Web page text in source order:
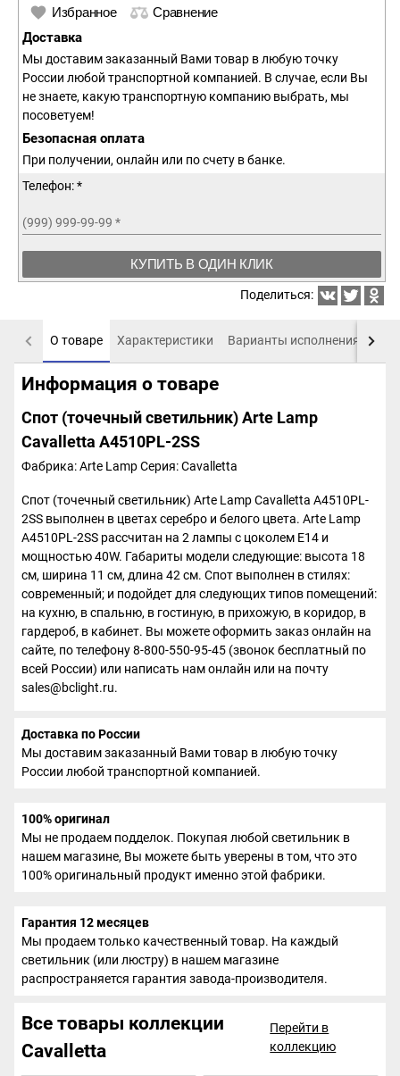
Избранное Сравнение
Доставка
Мы доставим заказанный Вами товар в любую точку
России любой транспортной компанией. В случае, если Вы
не знаете, какую транспортную компанию выбрать, мы
посоветуем!
Безопасная оплата
При получении, онлайн или по счету в банке.
Телефон: *
(999) 999-99-99 *
КУПИТЬ В ОДИН КЛИК
Поделиться:
О товаре Характеристики Варианты исполнения
Информация о товаре
Спот (точечный светильник) Arte Lamp
Cavalletta A4510PL-2SS
Фабрика: Arte LampСерия: Cavalletta
Спот (точечный светильник) Arte Lamp Cavalletta A4510PL-
2SS выполнен в цветах серебро и белого цвета. Arte Lamp
A4510PL-2SS рассчитан на 2 лампы с цоколем E14 и
мощностью 40W. Габариты модели следующие: высота 18
см, ширина 11 см, длина 42 см. Спот выполнен в стилях:
современный; и подойдет для следующих типов помещений:
на кухню, в спальню, в гостиную, в прихожую, в коридор, в
гардероб, в кабинет. Вы можете оформить заказ онлайн на
сайте, по телефону 8-800-550-95-45 (звонок бесплатный по
всей России) или написать нам онлайн или на почту
sales@bclight.ru.
Доставка по России
Мы доставим заказанный Вами товар в любую точку
России любой транспортной компанией.
100% оригинал
Мы не продаем подделок. Покупая любой светильник в
нашем магазине, Вы можете быть уверены в том, что это
100% оригинальный продукт именно этой фабрики.
Гарантия 12 месяцев
Мы продаем только качественный товар. На каждый
светильник (или люстру) в нашем магазине
распространяется гарантия завода-производителя.
Все товары коллекции
Cavalletta
Перейти в
коллекцию